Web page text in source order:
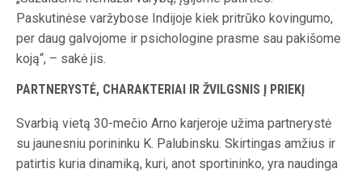
Paskutinėse varžybose Indijoje kiek pritrūko kovingumo,
per daug galvojome ir psichologine prasme sau pakišome
koją“, – sakė jis.
PARTNERYSTĖ, CHARAKTERIAI IR ŽVILGSNIS Į PRIEKĮ
Svarbią vietą 30-mečio Arno karjeroje užima partnerystė
su jaunesniu porininku K. Palubinsku. Skirtingas amžius ir
patirtis kuria dinamiką, kuri, anot sportininko, yra naudinga